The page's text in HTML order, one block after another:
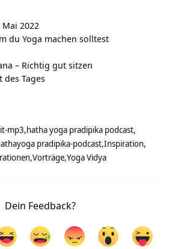
Mai 2022
du Yoga machen solltest
– Richtig gut sitzen
des Tages
mp3 hatha yoga pradipika podcast
pradipika-podcast Inspiration
Vorträge Yoga Vidya
Dein Feedback?